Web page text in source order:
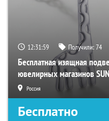
12:31:58 Получили:74
Бесплатная изящная
ювелирных магазинов
Россия
Бесплатно